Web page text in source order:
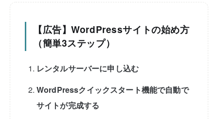
【広告】WordPressサイトの始め方
（簡単3ステップ）
レンタルサーバーに申し込む
WordPressクイックスタート機能で自動で
サイトが完成する